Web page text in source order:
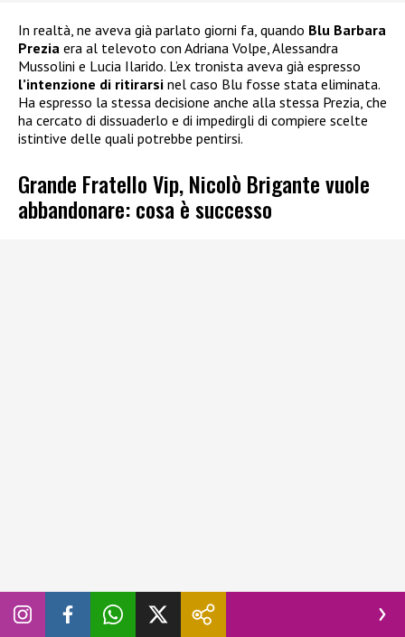
In realtà, ne aveva già parlato giorni fa, quando Blu Barbara
Prezia era al televoto con Adriana Volpe, Alessandra
Mussolini e Lucia Ilarido. L’ex tronista aveva già espresso
l’intenzione di ritirarsi nel caso Blu fosse stata eliminata.
Ha espresso la stessa decisione anche alla stessa Prezia, che
ha cercato di dissuaderlo e di impedirgli di compiere scelte
istintive delle quali potrebbe pentirsi.
Grande Fratello Vip, Nicolò Brigante vuole
abbandonare: cosa è successo